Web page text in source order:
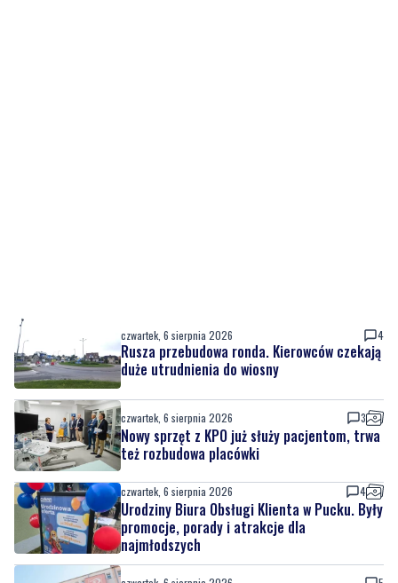
czwartek, 6 sierpnia 2026 3
Nowy sprzęt z KPO już służy pacjentom, trwa
czwartek, 6 sierpnia 2026 4
Urodziny Biura Obsługi Klienta w Pucku. Były
promocje, porady i atrakcje dla
najmłodszych
czwartek, 6 sierpnia 2026 5
Szpital w żałobie. Nie żyje położna Oddziału
Ginekologiczno-Położniczego